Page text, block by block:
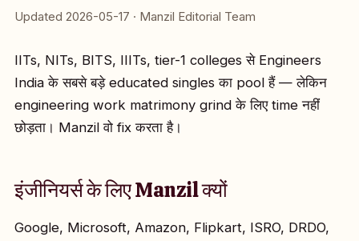
Updated 2026-05-17 · Manzil Editorial Team
IITs, NITs, BITS, IIITs, tier-1 colleges से Engineers
India के सबसे बड़े educated singles का pool हैं — लेकिन
engineering work matrimony grind के लिए time नहीं
छोड़ता। Manzil वो fix करता है।
इंजीनियर्स के लिए Manzil क्यों
Google, Microsoft, Amazon, Flipkart, ISRO, DRDO,